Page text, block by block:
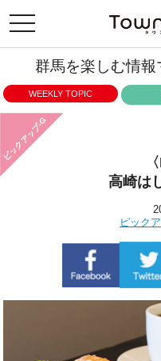
toggle
navigation
群馬を楽しむ情報
WEEKLY TOPIC
ピックアップ-G
高崎は
ピック